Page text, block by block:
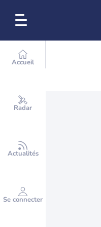
Accueil
Radar
Actualités
Se connecter